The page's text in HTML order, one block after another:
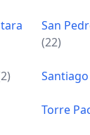
San
(22)
Torre